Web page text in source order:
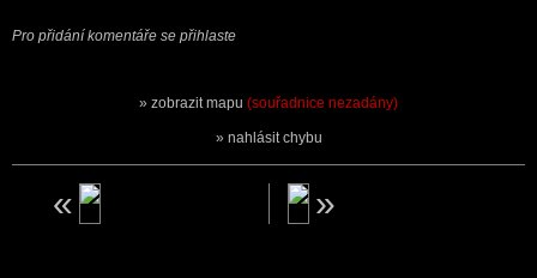
Pro přidání komentáře se přihlaste
zobrazit mapu (souřadnice nezadány)
nahlásit chybu